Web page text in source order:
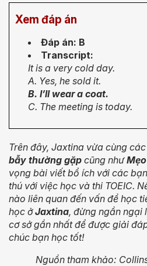
Xem đáp án
Đáp án: B
Transcript:
It is a very cold day.
A. Yes, he sold it.
B. I’ll wear a coat.
C. The meeting is today.
Trên đây, Jaxtina vừa cùng
bẫy thường gặp cũng như
vọng bài viết bổ ích với các
thú với việc học và thi TOEIC.
nào liên quan đến vấn đề học
học ởJaxtina, đừng ngần ngại
cơ sở gần nhất để được giải
chúc bạn học tốt!
Nguồn tham khảo: